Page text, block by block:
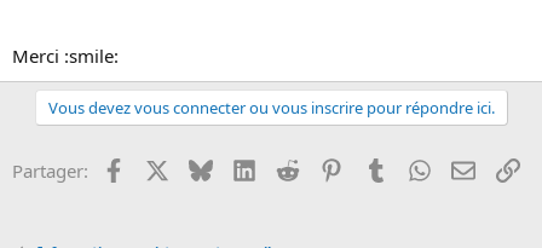
Merci :smile:
Vous devez vous connecter ou vous inscrire pour répondre ici.
Partager: Facebook BlueskyLinkedInReddit PinterestTumblrWhatsApp
Email